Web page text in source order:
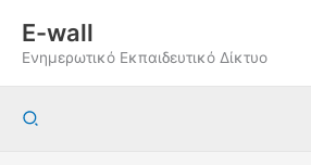
περιεχόμενο
E-wall
Ενημερωτικό Εκπαιδευτικό Δίκτυο
Αναζήτηση